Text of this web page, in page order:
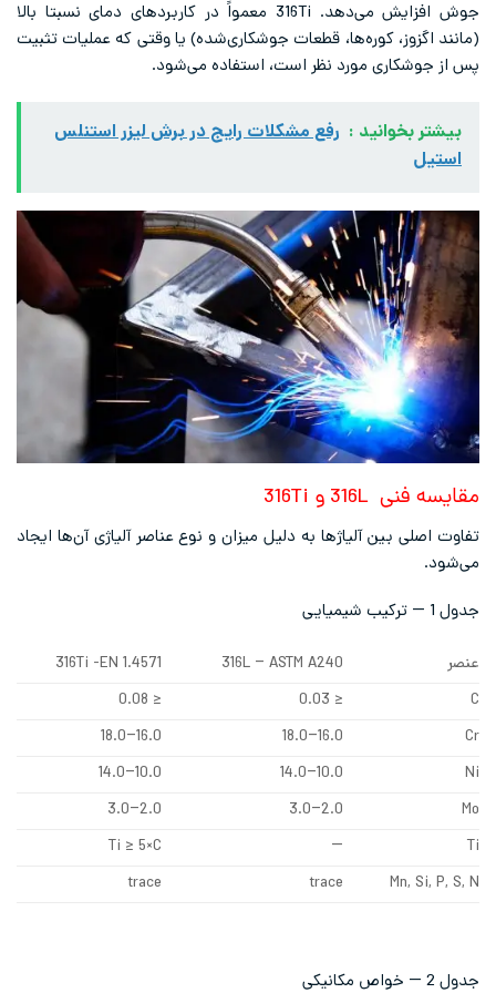
جوش افزایش می‌دهد. 316Ti معمواً در کاربردهای دمای نسبتا بالا
(مانند اگزوز، کوره‌ها، قطعات جوشکاری‌شده) یا وقتی که عملیات تثبیت
پس از جوشکاری مورد نظر است، استفاده می‌شود.
بیشتر بخوانید : رفع مشکلات رایج در برش لیزر استنلس
استیل
مقایسه فنی 316L و 316Ti
تفاوت اصلی بین آلیاژها به دلیل میزان و نوع عناصر آلیاژی آن‌ها ایجاد
می‌شود.
جدول 1 — ترکیب شیمیایی
عنصر 316L – ASTM A240
316Ti -EN 1.4571
C
≤ 0.03
≤ 0.08
Cr
16.0–18.0
16.0–18.0
Ni
10.0–14.0
10.0–14.0
Mo
2.0–3.0
2.0–3.0
Ti
—
Ti ≥ 5×C
Mn, Si, P, S, N
trace
trace
جدول 2 — خواص مکانیکی